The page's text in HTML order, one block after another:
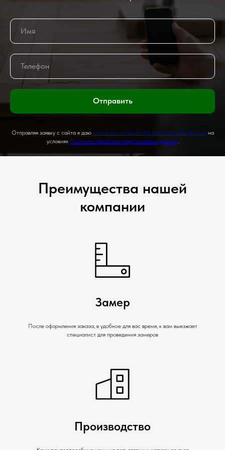
Отправить
Отправляя заявку с сайта я даю согласие на обработку персональных данныхна
условиях Политики обработки персональных данных.
Преимущества нашей
компании
Замер
После оформления заказа, в удобное для вас время, к вам выезжает
специалист для проведения замеров
Производство